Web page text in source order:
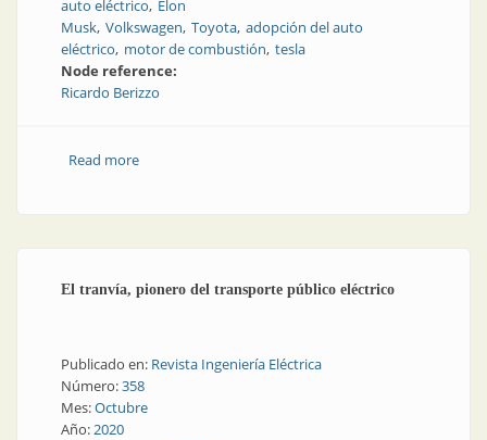
auto eléctrico Elon
Musk Volkswagen Toyota adopción del auto
eléctrico motor de combustión tesla
Node reference:
Ricardo Berizzo
Read moreabout ¿No a la movilidad eléctrica?, ¿no al auto
El tranvía, pionero del transporte público eléctrico
Publicado en: Revista Ingeniería Eléctrica
Número:358
Mes:Octubre
Año:2020